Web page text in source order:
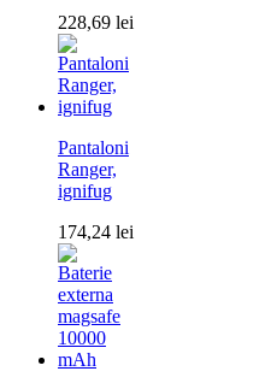
228,69 lei
Pantaloni
Ranger,
ignifug
174,24 lei